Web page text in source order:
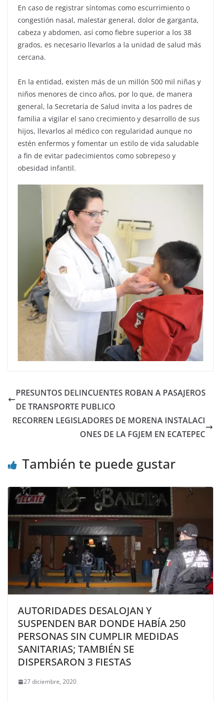
En caso de registrar síntomas como escurrimiento o
congestión nasal, malestar general, dolor de garganta,
cabeza y abdomen, así como fiebre superior a los 38
grados, es necesario llevarlos a la unidad de salud más
cercana.
En la entidad, existen más de un millón 500 mil niñas y
niños menores de cinco años, por lo que, de manera
general, la Secretaría de Salud invita a los padres de
familia a vigilar el sano crecimiento y desarrollo de sus
hijos, llevarlos al médico con regularidad aunque no
estén enfermos y fomentar un estilo de vida saludable
a fin de evitar padecimientos como sobrepeso y
obesidad infantil.
PRESUNTOS DELINCUENTES ROBAN A PASAJEROS
DE TRANSPORTE PUBLICO
RECORREN LEGISLADORES DE MORENA INSTALACI
ONES DE LA FGJEM EN ECATEPEC
También te puede gustar
AUTORIDADES DESALOJAN Y
SUSPENDEN BAR DONDE HABÍA 250
PERSONAS SIN CUMPLIR MEDIDAS
SANITARIAS; TAMBIÉN SE
DISPERSARON 3 FIESTAS
27 diciembre, 2020